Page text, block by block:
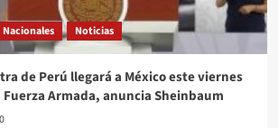
Nacionales Noticias
de Perú llegará a México este viernes
Armada, anuncia Sheinbaum
0